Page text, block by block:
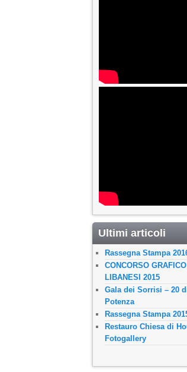
Ultimi articoli
Rassegna Stampa
CONCORSO
LIBANESI 2015
Gala dei Sorrisi – 20
Potenza
Rassegna Stampa
Restauro Chiesa di
Fotogallery